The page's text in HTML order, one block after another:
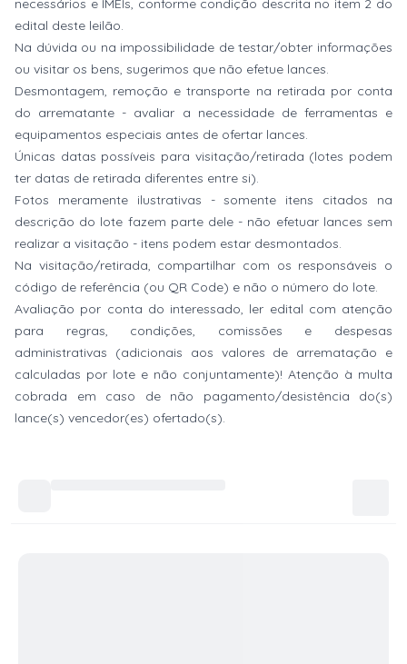
necessários e IMEIs, conforme condição descrita no item 2 do
edital deste leilão.
Na dúvida ou na impossibilidade de testar/obter informações
ou visitar os bens, sugerimos que não efetue lances.
Desmontagem, remoção e transporte na retirada por conta
do arrematante - avaliar a necessidade de ferramentas e
equipamentos especiais antes de ofertar lances.
Únicas datas possíveis para visitação/retirada (lotes podem
ter datas de retirada diferentes entre si).
Fotos meramente ilustrativas - somente itens citados na
descrição do lote fazem parte dele - não efetuar lances sem
realizar a visitação - itens podem estar desmontados.
Na visitação/retirada, compartilhar com os responsáveis o
código de referência (ou QR Code) e não o número do lote.
Avaliação por conta do interessado, ler edital com atenção
para regras, condições, comissões e despesas
administrativas (adicionais aos valores de arrematação e
calculadas por lote e não conjuntamente)! Atenção à multa
cobrada em caso de não pagamento/desistência do(s)
lance(s) vencedor(es) ofertado(s).